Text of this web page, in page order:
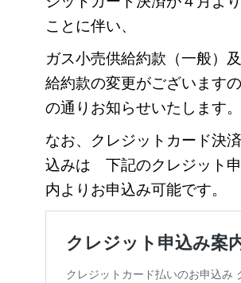
ことに伴い、
ガス小売供給約款（一般）
給約款の変更がございます
の通りお知らせいたします。
なお、クレジットカード決
込みは 下記のクレジット
内よりお申込み可能です。